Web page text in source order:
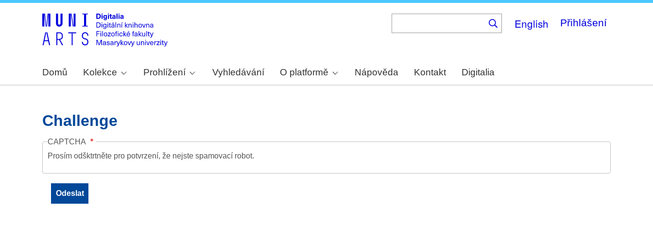
English Přihlášení
Domů Kolekce Prohlížení Vyhledávání O platformě Nápověda Kontakt Digitalia
Challenge
CAPTCHA
Prosím odšktrtněte pro potvrzení, že nejste spamovací robot.